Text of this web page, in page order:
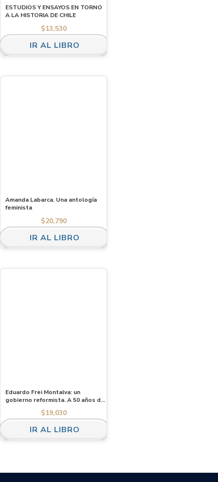
ESTUDIOS Y ENSAYOS EN TORNO
A LA HISTORIA DE CHILE
$13,530
IR AL LIBRO
Amanda Labarca. Una antología
feminista
$20,790
IR AL LIBRO
Eduardo Frei Montalva: un
gobierno reformista. A 50 años de
la “Revolución en Libertad”
$19,030
IR AL LIBRO